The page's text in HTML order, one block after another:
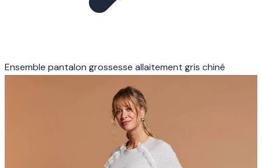
Ensemble pantalon grossesse allaitement gris chiné